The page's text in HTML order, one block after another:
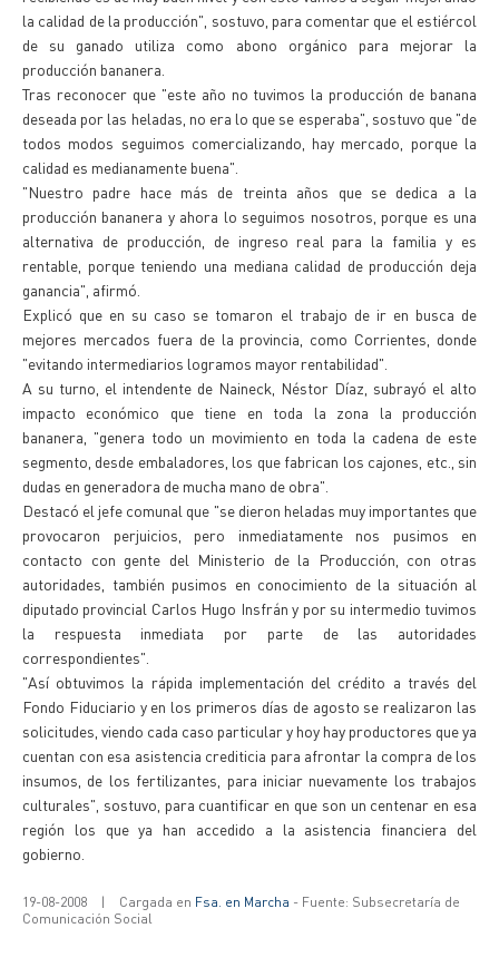
la calidad de la producción", sostuvo, para comentar que el estiércol
de su ganado utiliza como abono orgánico para mejorar la
producción bananera.
Tras reconocer que "este año no tuvimos la producción de banana
deseada por las heladas, no era lo que se esperaba", sostuvo que "de
todos modos seguimos comercializando, hay mercado, porque la
calidad es medianamente buena".
"Nuestro padre hace más de treinta años que se dedica a la
producción bananera y ahora lo seguimos nosotros, porque es una
alternativa de producción, de ingreso real para la familia y es
rentable, porque teniendo una mediana calidad de producción deja
ganancia", afirmó.
Explicó que en su caso se tomaron el trabajo de ir en busca de
mejores mercados fuera de la provincia, como Corrientes, donde
"evitando intermediarios logramos mayor rentabilidad".
A su turno, el intendente de Naineck, Néstor Díaz, subrayó el alto
impacto económico que tiene en toda la zona la producción
bananera, "genera todo un movimiento en toda la cadena de este
segmento, desde embaladores, los que fabrican los cajones, etc., sin
dudas en generadora de mucha mano de obra".
Destacó el jefe comunal que "se dieron heladas muy importantes que
provocaron perjuicios, pero inmediatamente nos pusimos en
contacto con gente del Ministerio de la Producción, con otras
autoridades, también pusimos en conocimiento de la situación al
diputado provincial Carlos Hugo Insfrán y por su intermedio tuvimos
la respuesta inmediata por parte de las autoridades
correspondientes".
"Así obtuvimos la rápida implementación del crédito a través del
Fondo Fiduciario y en los primeros días de agosto se realizaron las
solicitudes, viendo cada caso particular y hoy hay productores que ya
cuentan con esa asistencia crediticia para afrontar la compra de los
insumos, de los fertilizantes, para iniciar nuevamente los trabajos
culturales", sostuvo, para cuantificar en que son un centenar en esa
región los que ya han accedido a la asistencia financiera del
gobierno.
19-08-2008 | Cargada en Fsa. en Marcha - Fuente: Subsecretaría de
Comunicación Social